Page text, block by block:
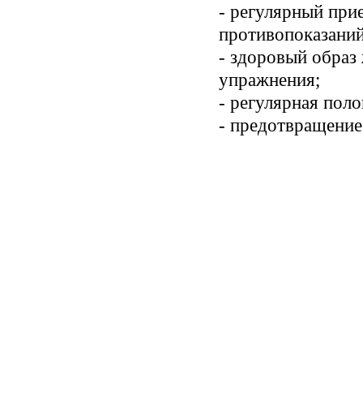
- регулярный
- здоровый образ
упражнения;
- регулярная
-